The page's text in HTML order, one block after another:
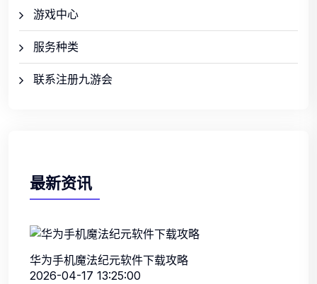
游戏中心
服务种类
联系注册九游会
最新资讯
华为手机魔法纪元软件下载攻略
2026-04-17 13:25:00